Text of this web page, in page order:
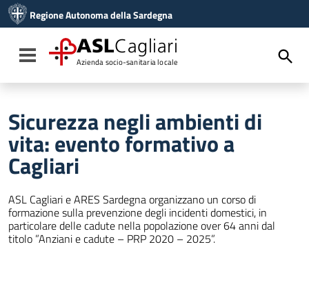
Vai al menu di navigazione
Vai al footer
Regione Autonoma della Sardegna
Toggle navigation
ASLCagliari
Azienda socio-sanitaria locale
Sicurezza negli ambienti di
vita: evento formativo a
Cagliari
ASL Cagliari e ARES Sardegna organizzano un corso di
formazione sulla prevenzione degli incidenti domestici, in
particolare delle cadute nella popolazione over 64 anni dal
titolo ”Anziani e cadute – PRP 2020 – 2025”.